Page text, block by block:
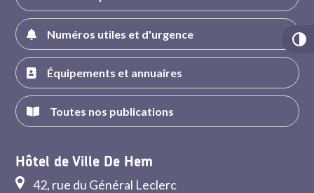
Numéros utiles et d'urgence
Équipements et annuaires
Toutes nos publications
Hôtel de Ville De Hem
42, rue du Général Leclerc